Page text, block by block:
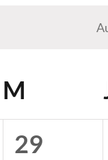
M
0
29